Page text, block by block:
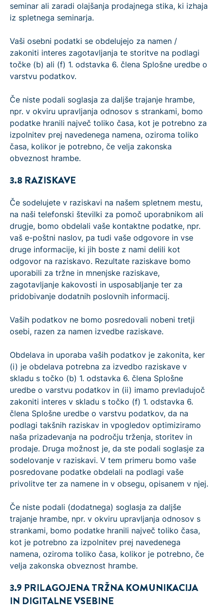
seminar ali zaradi olajšanja prodajnega stika, ki izhaja
iz spletnega seminarja.
Vaši osebni podatki se obdelujejo za namen /
zakoniti interes zagotavljanja te storitve na podlagi
točke (b) ali (f) 1. odstavka 6. člena Splošne uredbe o
varstvu podatkov.
Če niste podali soglasja za daljše trajanje hrambe,
npr. v okviru upravljanja odnosov s strankami, bomo
podatke hranili največ toliko časa, kot je potrebno za
izpolnitev prej navedenega namena, oziroma toliko
časa, kolikor je potrebno, če velja zakonska
obveznost hrambe.
3.8 RAZISKAVE
Če sodelujete v raziskavi na našem spletnem mestu,
na naši telefonski številki za pomoč uporabnikom ali
drugje, bomo obdelali vaše kontaktne podatke, npr.
vaš e-poštni naslov, pa tudi vaše odgovore in vse
druge informacije, ki jih boste z nami delili kot
odgovor na raziskavo. Rezultate raziskave bomo
uporabili za tržne in mnenjske raziskave,
zagotavljanje kakovosti in usposabljanje ter za
pridobivanje dodatnih poslovnih informacij.
Vaših podatkov ne bomo posredovali nobeni tretji
osebi, razen za namen izvedbe raziskave.
Obdelava in uporaba vaših podatkov je zakonita, ker
(i) je obdelava potrebna za izvedbo raziskave v
skladu s točko (b) 1. odstavka 6. člena Splošne
uredbe o varstvu podatkov in (ii) imamo prevladujoč
zakoniti interes v skladu s točko (f) 1. odstavka 6.
člena Splošne uredbe o varstvu podatkov, da na
podlagi takšnih raziskav in vpogledov optimiziramo
naša prizadevanja na področju trženja, storitev in
prodaje. Druga možnost je, da ste podali soglasje za
sodelovanje v raziskavi. V tem primeru bomo vaše
posredovane podatke obdelali na podlagi vaše
privolitve ter za namene in v obsegu, opisanem v njej.
Če niste podali (dodatnega) soglasja za daljše
trajanje hrambe, npr. v okviru upravljanja odnosov s
strankami, bomo podatke hranili največ toliko časa,
kot je potrebno za izpolnitev prej navedenega
namena, oziroma toliko časa, kolikor je potrebno, če
velja zakonska obveznost hrambe.
3.9 PRILAGOJENA TRŽNA KOMUNIKACIJA
IN DIGITALNE VSEBINE